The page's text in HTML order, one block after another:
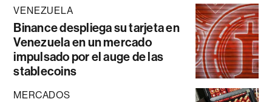
VENEZUELA
Binance despliega su tarjeta en
Venezuela en un mercado
impulsado por el auge de las
stablecoins
MERCADOS